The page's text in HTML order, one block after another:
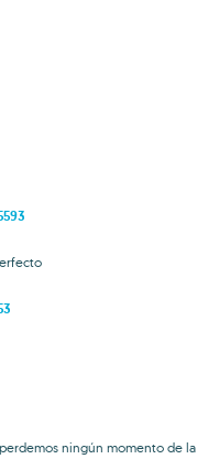
ningún momento de la